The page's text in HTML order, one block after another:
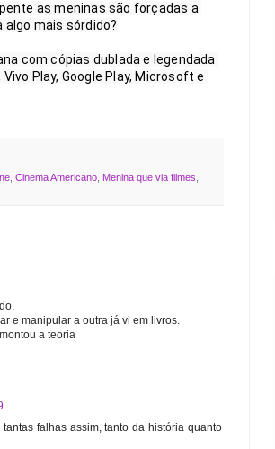
as meninas são forçadas a
mais sórdido?
com cópias dublada e legendada
Play, Google Play, Microsoft e
Cinema Americano Menina que via filmes
e manipular a outra já vi em livros.
a teoria
falhas assim, tanto da história quanto